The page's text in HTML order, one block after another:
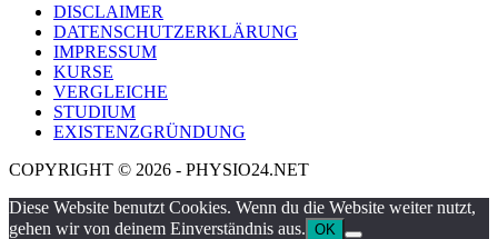
DISCLAIMER
DATENSCHUTZERKLÄRUNG
IMPRESSUM
KURSE
VERGLEICHE
STUDIUM
EXISTENZGRÜNDUNG
COPYRIGHT © 2026 - PHYSIO24.NET
Diese Website benutzt Cookies. Wenn du die Website weiter nutzt,
gehen wir von deinem Einverständnis aus. OK